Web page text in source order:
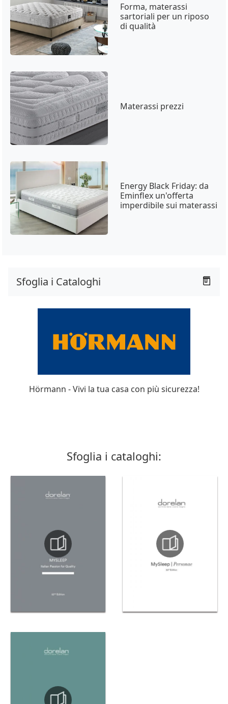
Forma, materassi
sartoriali per un riposo
di qualità
Materassi prezzi
Energy Black Friday: da
Eminflex un'offerta
imperdibile sui materassi
Sfoglia i Cataloghi
Hörmann - Vivi la tua casa con più sicurezza!
Sfoglia i cataloghi: